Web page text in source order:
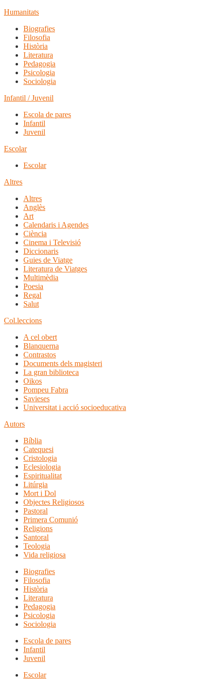
Humanitats
Biografies
Filosofia
Història
Literatura
Pedagogia
Psicologia
Sociologia
Infantil / Juvenil
Escola de pares
Infantil
Juvenil
Escolar
Escolar
Altres
Altres
Anglès
Art
Calendaris i Agendes
Ciència
Cinema i Televisió
Diccionaris
Guies de Viatge
Literatura de Viatges
Multimèdia
Poesia
Regal
Salut
Col.leccions
A cel obert
Blanquerna
Contrastos
Documents dels magisteri
La gran biblioteca
Oikos
Pompeu Fabra
Savieses
Universitat i acció socioeducativa
Autors
Bíblia
Catequesi
Cristologia
Eclesiologia
Espiritualitat
Litúrgia
Mort i Dol
Objectes Religiosos
Pastoral
Primera Comunió
Religions
Santoral
Teologia
Vida religiosa
Biografies
Filosofia
Història
Literatura
Pedagogia
Psicologia
Sociologia
Escola de pares
Infantil
Juvenil
Escolar